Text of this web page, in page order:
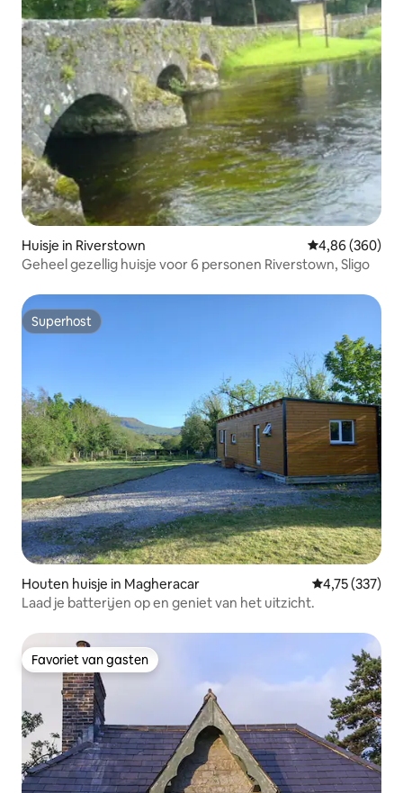
Huisje in Riverstown Gemiddelde
4,86 (360)
Geheel gezellig huisje voor 6 personen Riverstown, Sligo
Superhost
Superhost
Houten huisje in Magheracar Gemiddelde
4,75 (337)
Laad je batterijen op en geniet van het uitzicht.
Favoriet van gasten
Favoriet van gasten